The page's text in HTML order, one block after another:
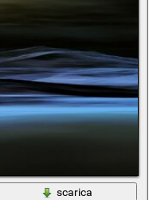
scarica